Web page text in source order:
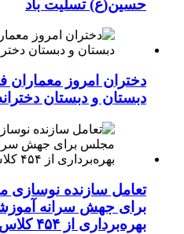
حسین(ع) تسلیت باد
دختران امروز معماران
دبستان و دبستان
تعامل سازنده
برای جهش سرانه
بهره‌برداری از ۴۵۴ کلاس درس تا مهرماه